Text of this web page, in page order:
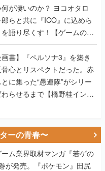
書】『ペルソナ3』を築き
心とリスペクトだった。赤
に集った“愚連隊”がシリー
わらせるまで【橋野桂インタ
ーの青春〜
ム業界取材マンガ『若ゲの
が発売。『ポケモン』田尻
ウス』遠藤雅伸さんらの貴
を収録